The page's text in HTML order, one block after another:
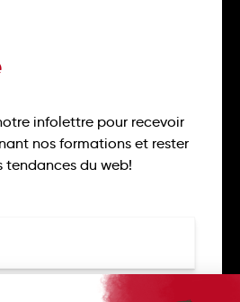
infolettre pour recevoir
nos formations et rester
tendances du web!